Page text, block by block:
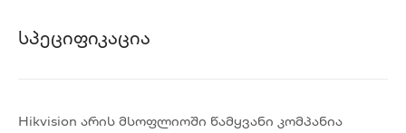
Სპეციფიკაცია
Hikvision არის მსოფლიოში წამყვანი კომპანია